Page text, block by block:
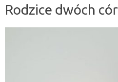
Rodzice dwóch